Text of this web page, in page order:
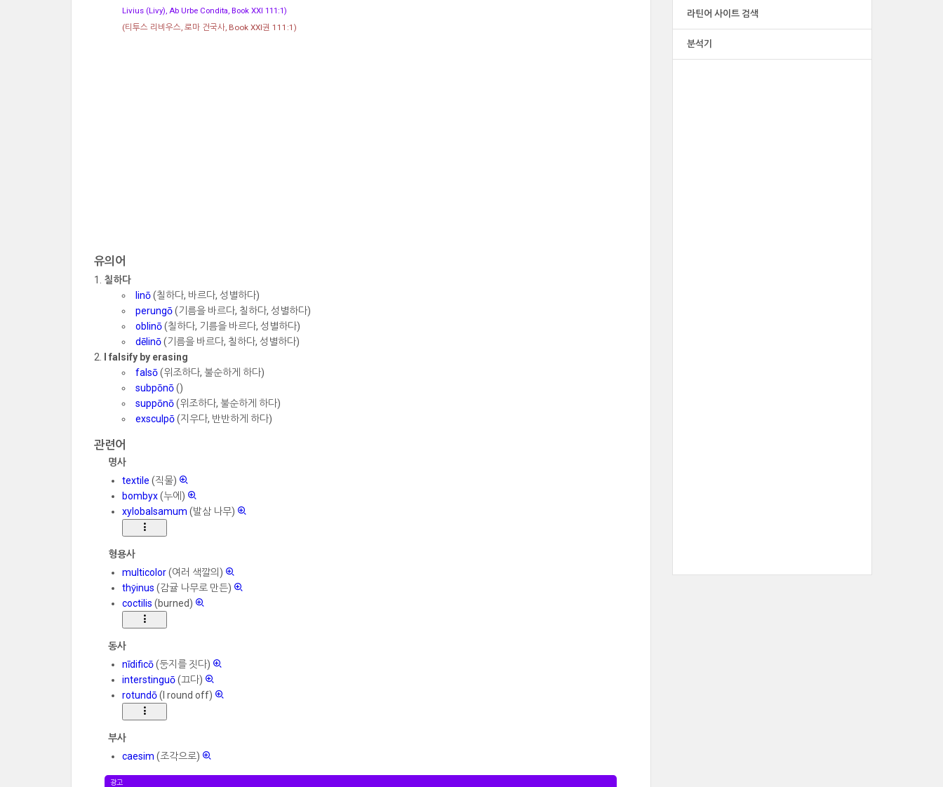
라틴어 사이트 검색
분석기
Livius (Livy), Ab Urbe Condita, Book XXI 111:1)
(티투스 리비우스, 로마 건국사, Book XXI권 111:1)
유의어
칠하다
linō(칠하다, 바르다, 성별하다)
perungō(기름을 바르다, 칠하다, 성별하다)
oblinō(칠하다, 기름을 바르다, 성별하다)
dēlinō(기름을 바르다, 칠하다, 성별하다)
I falsify by erasing
falsō(위조하다, 불순하게 하다)
subpōnō()
suppōnō(위조하다, 불순하게 하다)
exsculpō(지우다, 반반하게 하다)
관련어
명사
textile (직물)
bombyx(누에)
xylobalsamum (발삼 나무)
형용사
multicolor(여러 색깔의)
thȳinus (감귤 나무로 만든)
coctilis (burned)
동사
nīdificō(둥지를 짓다)
interstinguō(끄다)
rotundō(I round off)
부사
caesim (조각으로)
광고